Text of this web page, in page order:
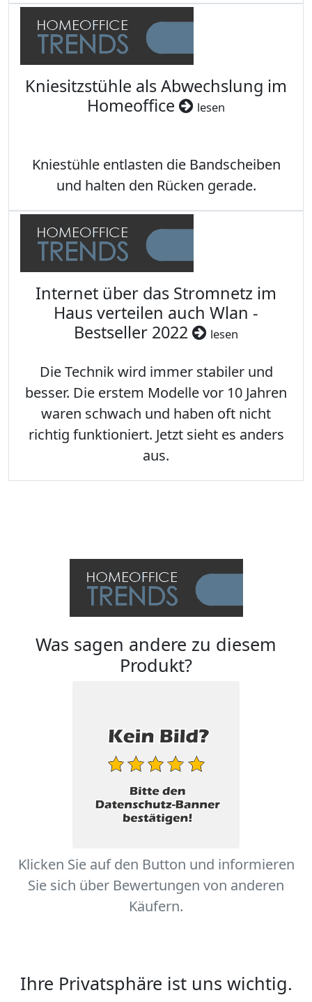
Kniesitzstühle als Abwechslung im
Homeoffice
lesen
Kniestühle entlasten die Bandscheiben
und halten den Rücken gerade.
Internet über das Stromnetz im
Haus verteilen auch Wlan -
Bestseller 2022
lesen
Die Technik wird immer stabiler und
besser. Die erstem Modelle vor 10 Jahren
waren schwach und haben oft nicht
richtig funktioniert. Jetzt sieht es anders
aus.
Was sagen andere zu diesem
Produkt?
Klicken Sie auf den Button und informieren
Sie sich über Bewertungen von anderen
Käufern.
Ihre Privatsphäre ist uns wichtig.